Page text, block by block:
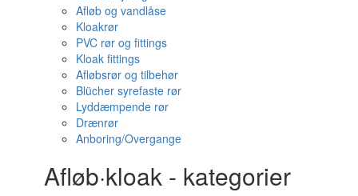
Afløb og vandlåse
Kloakrør
PVC rør og fittings
Kloak fittings
Afløbsrør og tilbehør
Blücher syrefaste rør
Lyddæmpende rør
Drænrør
Anboring/Overgange
Afløb·kloak - kategorier